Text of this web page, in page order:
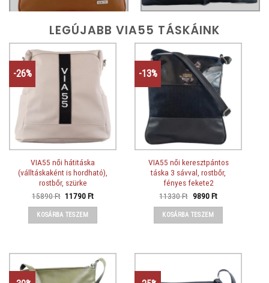
LEGÚJABB VIA55 TÁSKÁINK
-26%
VIA55 női hátitáska
(válltáskaként is hordható),
rostbőr, szürke
15890Ft Original
was:
15890 Ft.
11790FtCurrent
KOSÁRBA TESZEM
-13%
VIA55 női keresztpántos
táska 3 sávval, rostbőr,
fényes fekete2
11330Ft Original
was:
11330 Ft.
9890FtCurrent
KOSÁRBA TESZEM